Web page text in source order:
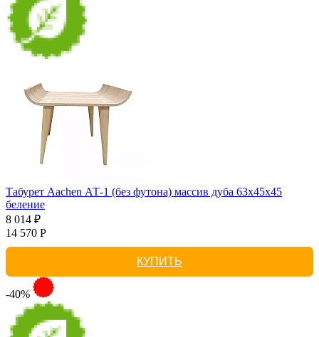
Табурет Aachen АТ-1 (без футона) массив дуба 63х45х45
беление
8 014 ₽
14 570 Р
КУПИТЬ
-40%